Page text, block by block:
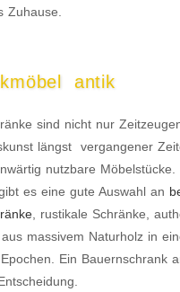
Zuhause.
antik​
sind nicht nur
längst vergangener
nutzbare Möbelstücke.
es eine gute Auswahl an
, rustikale Schränke,
massivem Naturholz in
Ein Bauernschrank